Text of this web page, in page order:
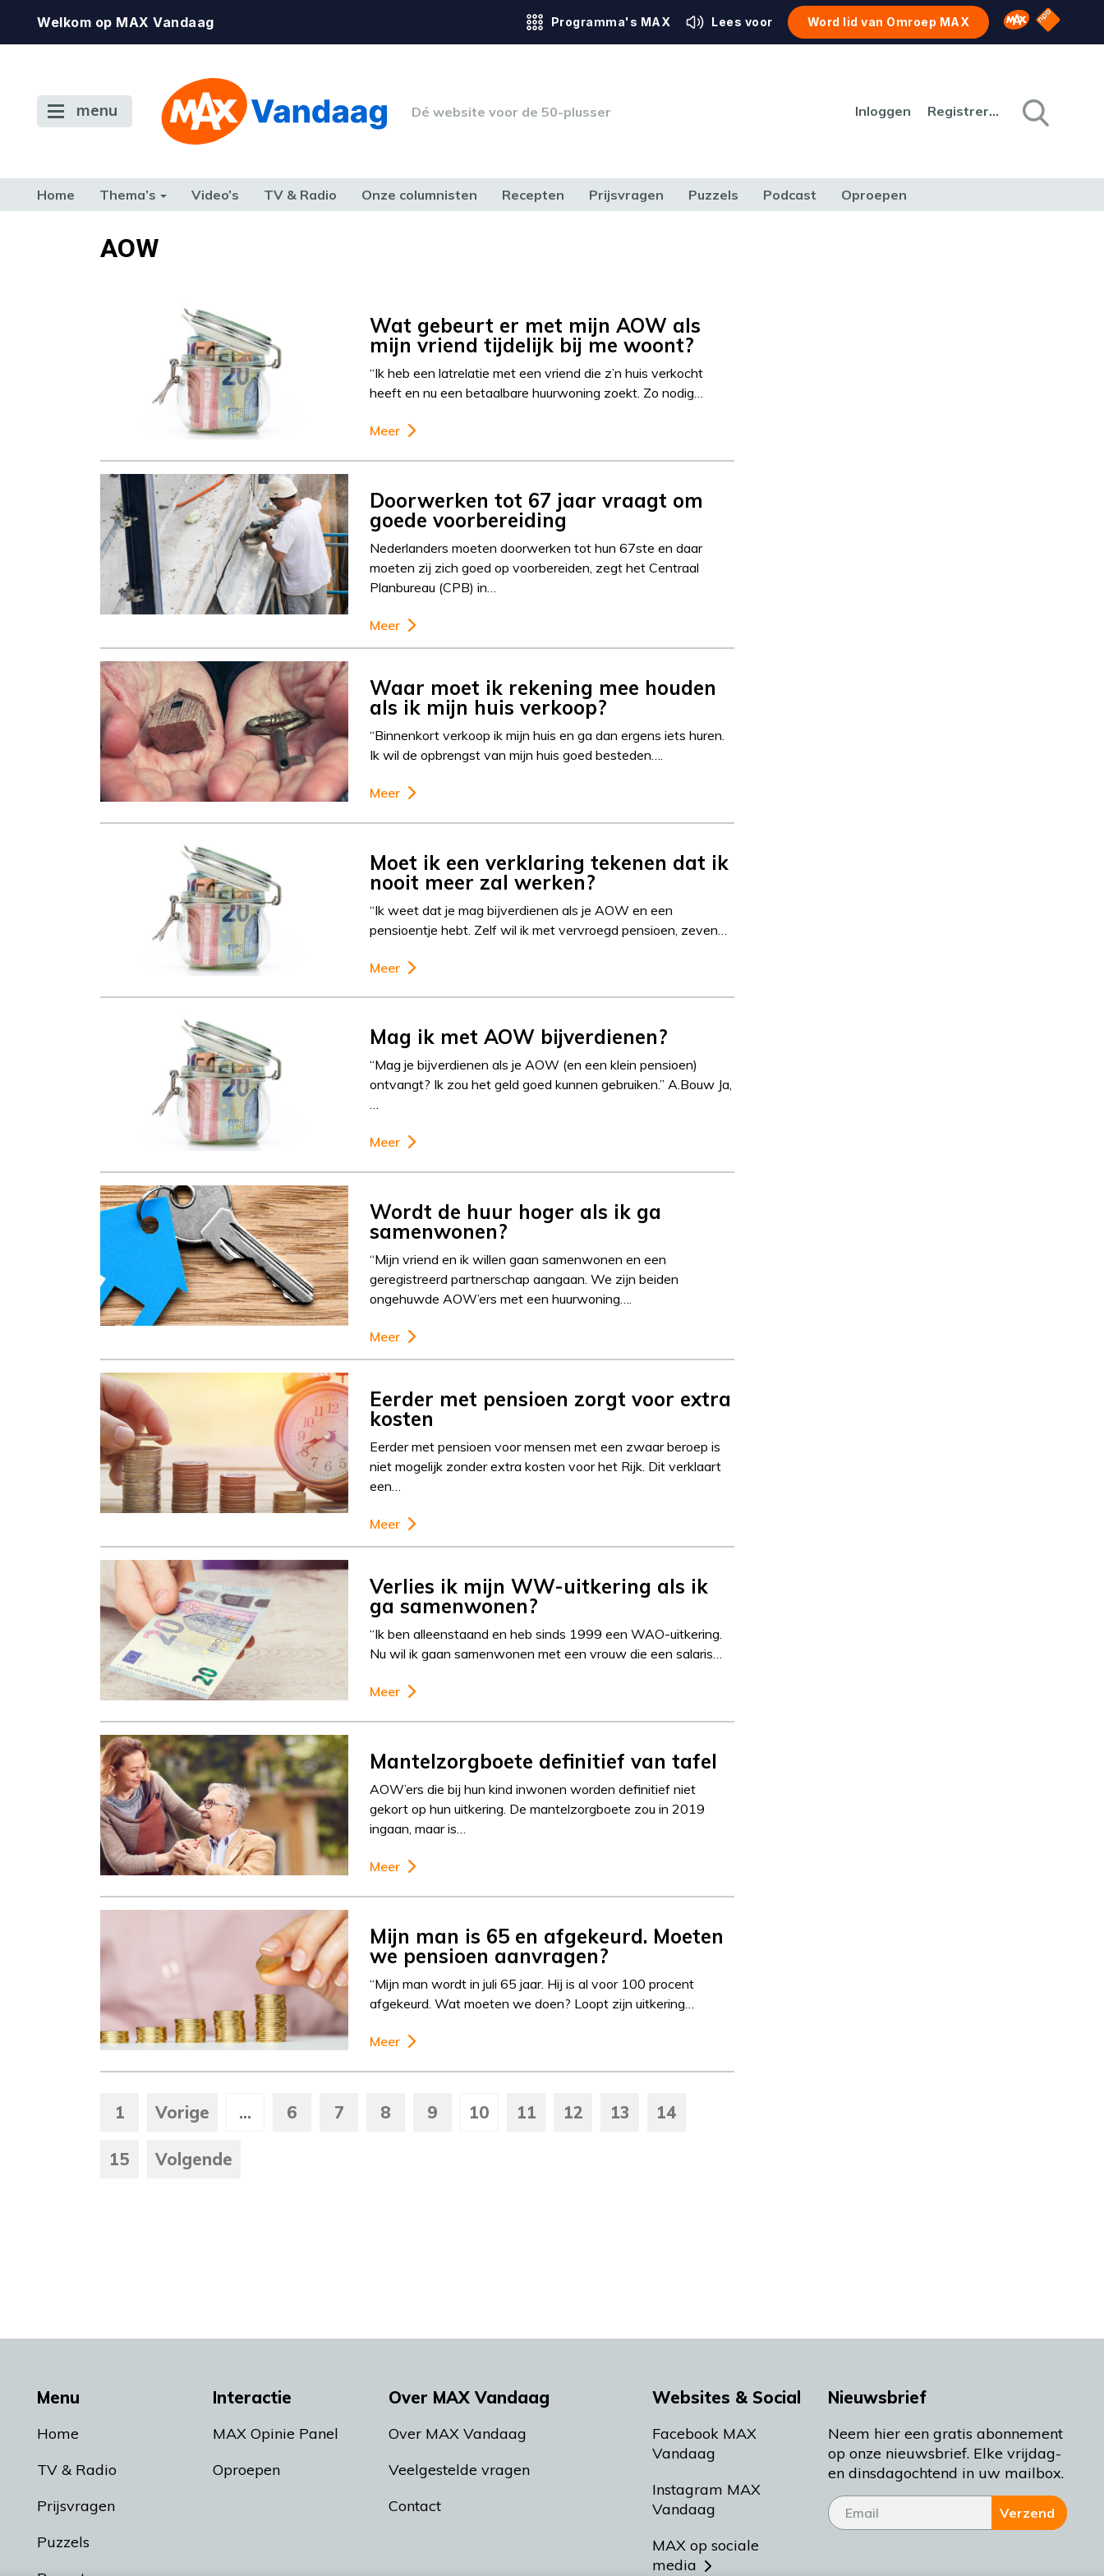
Welkom op MAX Vandaag Programma's MAX Lees voor Word lid van Omroep MAX Omroep MAX
NPO
menu Dé website voor de 50-plusser Inloggen Registreren
Home Thema’s Video’s TV & Radio Onze columnisten Recepten Prijsvragen Puzzels Podcast Oproepen
TERUG NAAR TOEN
AOW
Wat gebeurt er met mijn AOW als
mijn vriend tijdelijk bij me woont?
“Ik heb een latrelatie met een vriend die z’n huis verkocht
heeft en nu een betaalbare huurwoning zoekt. Zo nodig…
Meer
Doorwerken tot 67 jaar vraagt om
goede voorbereiding
Nederlanders moeten doorwerken tot hun 67ste en daar
moeten zij zich goed op voorbereiden, zegt het Centraal
Planbureau (CPB) in…
Meer
Waar moet ik rekening mee houden
als ik mijn huis verkoop?
“Binnenkort verkoop ik mijn huis en ga dan ergens iets huren.
Ik wil de opbrengst van mijn huis goed besteden….
Meer
Moet ik een verklaring tekenen dat ik
nooit meer zal werken?
“Ik weet dat je mag bijverdienen als je AOW en een
pensioentje hebt. Zelf wil ik met vervroegd pensioen, zeven…
Meer
Mag ik met AOW bijverdienen?
“Mag je bijverdienen als je AOW (en een klein pensioen)
ontvangt? Ik zou het geld goed kunnen gebruiken.” A.Bouw Ja,
…
Meer
Wordt de huur hoger als ik ga
samenwonen?
“Mijn vriend en ik willen gaan samenwonen en een
geregistreerd partnerschap aangaan. We zijn beiden
ongehuwde AOW’ers met een huurwoning….
Meer
Eerder met pensioen zorgt voor extra
kosten
Eerder met pensioen voor mensen met een zwaar beroep is
niet mogelijk zonder extra kosten voor het Rijk. Dit verklaart
een…
Meer
Verlies ik mijn WW-uitkering als ik
ga samenwonen?
“Ik ben alleenstaand en heb sinds 1999 een WAO-uitkering.
Nu wil ik gaan samenwonen met een vrouw die een salaris…
Meer
Mantelzorgboete definitief van tafel
AOW’ers die bij hun kind inwonen worden definitief niet
gekort op hun uitkering. De mantelzorgboete zou in 2019
ingaan, maar is…
Meer
Mijn man is 65 en afgekeurd. Moeten
we pensioen aanvragen?
“Mijn man wordt in juli 65 jaar. Hij is al voor 100 procent
afgekeurd. Wat moeten we doen? Loopt zijn uitkering…
Meer
1 Vorige ... 6 7 8 9 10 11 12 13 14
15 Volgende
Menu
Home
TV & Radio
Prijsvragen
Puzzels
Interactie
MAX Opinie Panel
Oproepen
Over MAX Vandaag
Over MAX Vandaag
Veelgestelde vragen
Contact
Websites & Social
Facebook MAX
Vandaag
Instagram MAX
Vandaag
MAX op sociale
media
Nieuwsbrief
Neem hier een gratis abonnement
op onze nieuwsbrief. Elke vrijdag-
en dinsdagochtend in uw mailbox.
Verzend